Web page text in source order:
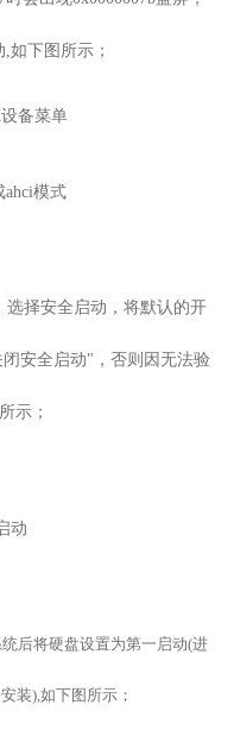
,如下图所示；
择安全启动，将默认的开
安全启动"，否则因无法验
示；
后将硬盘设置为第一启动(进
装),如下图所示；